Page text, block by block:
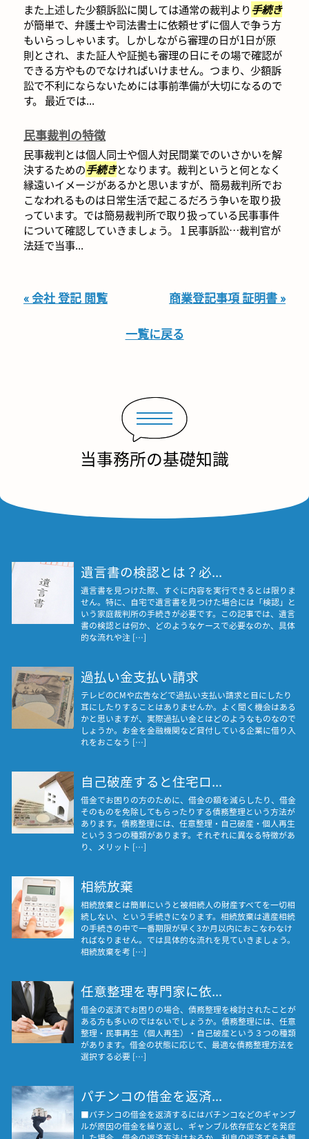
また上述した少額訴訟に関しては通常の裁判より手続き
が簡単で、弁護士や司法書士に依頼せずに個人で争う方
もいらっしゃいます。しかしながら審理の日が1日が原
則とされ、また証人や証拠も審理の日にその場で確認が
できる方やものでなければいけません。つまり、少額訴
訟で不利にならないためには事前準備が大切になるので
す。 最近では...
民事裁判の特徴
民事裁判とは個人同士や個人対民間業でのいさかいを解
決するための手続きとなります。裁判というと何となく
縁遠いイメージがあるかと思いますが、簡易裁判所でお
こなわれるものは日常生活で起こるだろう争いを取り扱
っています。では簡易裁判所で取り扱っている民事事件
について確認していきましょう。 1 民事訴訟…裁判官が
法廷で当事...
« 会社 登記 閲覧 商業登記事項 証明書 »
一覧に戻る
当事務所の基礎知識
遺言書の検認とは？必...
遺言書を見つけた際、すぐに内容を実行できるとは限りま
せん。特に、自宅で遺言書を見つけた場合には「検認」と
いう家庭裁判所の手続きが必要です。この記事では、遺言
書の検認とは何か、どのようなケースで必要なのか、具体
的な流れや注 […]
過払い金支払い請求
テレビのCMや広告などで過払い支払い請求と目にしたり
耳にしたりすることはありませんか。よく聞く機会はある
かと思いますが、実際過払い金とはどのようなものなので
しょうか。お金を金融機関など貸付している企業に借り入
れをおこなう […]
自己破産すると住宅ロ...
借金でお困りの方のために、借金の額を減らしたり、借金
そのものを免除してもらったりする債務整理という方法が
あります。債務整理には、任意整理・自己破産・個人再生
という３つの種類があります。それぞれに異なる特徴があ
り、メリット […]
相続放棄
相続放棄とは簡単にいうと被相続人の財産すべてを一切相
続しない、という手続きになります。相続放棄は遺産相続
の手続きの中で一番期限が早く3か月以内におこなわなけ
ればなりません。では具体的な流れを見ていきましょう。
相続放棄を考 […]
任意整理を専門家に依...
借金の返済でお困りの場合、債務整理を検討されたことが
ある方も多いのではないでしょうか。債務整理には、任意
整理・民事再生（個人再生）・自己破産という３つの種類
があります。借金の状態に応じて、最適な債務整理方法を
選択する必要 […]
パチンコの借金を返済...
■パチンコの借金を返済するにはパチンコなどのギャンブ
ルが原因の借金を繰り返し、ギャンブル依存症などを発症